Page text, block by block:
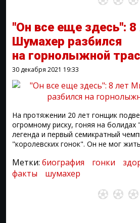
"Он все еще здесь":
Шумахер разбился
на горнолыжной
30 декабря 2021 19:33
На протяжении 20 лет гонщик
огромному риску, гоняя на
легенда и первый семикратный
"королевских гонок". Он не мог
Метки: биография гонки
факты
шумахер